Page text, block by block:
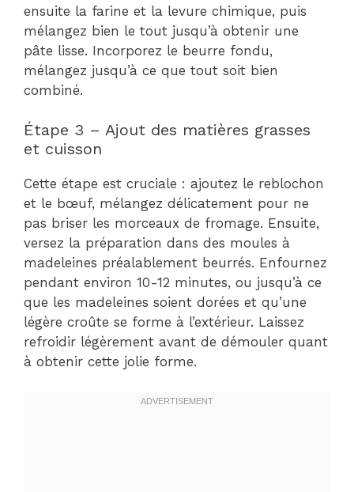
ensuite la farine et la levure chimique, puis
mélangez bien le tout jusqu’à obtenir une
pâte lisse. Incorporez le beurre fondu,
mélangez jusqu’à ce que tout soit bien
combiné.
Étape 3 – Ajout des matières grasses
et cuisson
Cette étape est cruciale : ajoutez le reblochon
et le bœuf, mélangez délicatement pour ne
pas briser les morceaux de fromage. Ensuite,
versez la préparation dans des moules à
madeleines préalablement beurrés. Enfournez
pendant environ 10-12 minutes, ou jusqu’à ce
que les madeleines soient dorées et qu’une
légère croûte se forme à l’extérieur. Laissez
refroidir légèrement avant de démouler quant
à obtenir cette jolie forme.